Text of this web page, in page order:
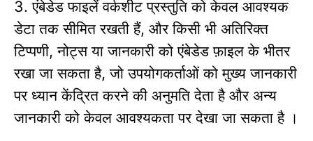
3.एंबेडेड फाइलें वर्कशीट प्रस्तुति को केवल आवश्यक
डेटा तक सीमित रखती हैं, और किसी भी अतिरिक्त
टिप्पणी,नोट्स या जानकारी को एंबेडेड फ़ाइल के भीतर
रखा जा सकता है,जो उपयोगकर्ताओं को मुख्य जानकारी
पर ध्यान केंद्रित करने की अनुमति देता है और अन्य
जानकारी को केवल आवश्यकता पर देखा जा सकता है ।